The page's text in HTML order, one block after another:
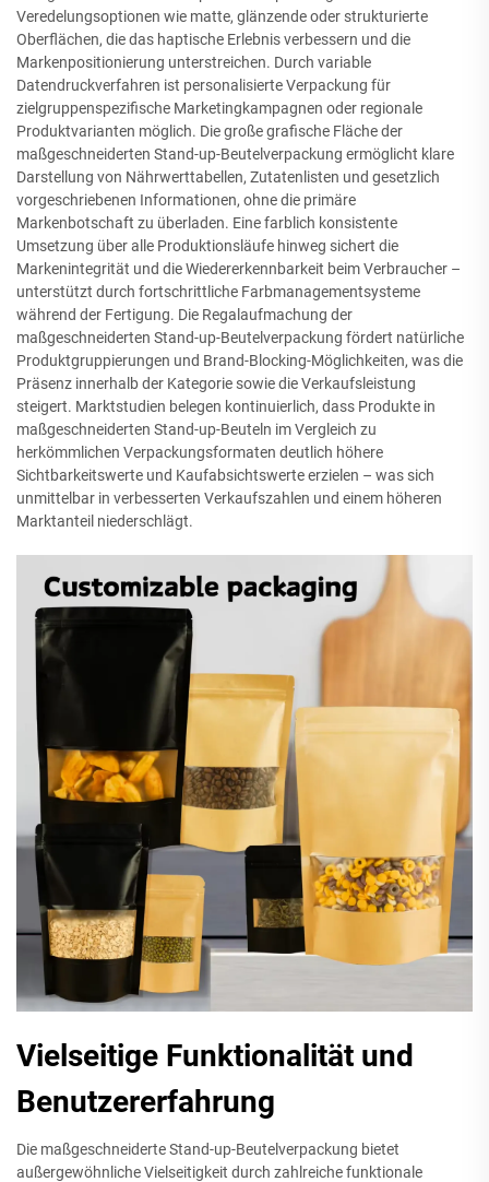
Veredelungsoptionen wie matte, glänzende oder strukturierte
Oberflächen, die das haptische Erlebnis verbessern und die
Markenpositionierung unterstreichen. Durch variable
Datendruckverfahren ist personalisierte Verpackung für
zielgruppenspezifische Marketingkampagnen oder regionale
Produktvarianten möglich. Die große grafische Fläche der
maßgeschneiderten Stand-up-Beutelverpackung ermöglicht klare
Darstellung von Nährwerttabellen, Zutatenlisten und gesetzlich
vorgeschriebenen Informationen, ohne die primäre
Markenbotschaft zu überladen. Eine farblich konsistente
Umsetzung über alle Produktionsläufe hinweg sichert die
Markenintegrität und die Wiedererkennbarkeit beim Verbraucher –
unterstützt durch fortschrittliche Farbmanagementsysteme
während der Fertigung. Die Regalaufmachung der
maßgeschneiderten Stand-up-Beutelverpackung fördert natürliche
Produktgruppierungen und Brand-Blocking-Möglichkeiten, was die
Präsenz innerhalb der Kategorie sowie die Verkaufsleistung
steigert. Marktstudien belegen kontinuierlich, dass Produkte in
maßgeschneiderten Stand-up-Beuteln im Vergleich zu
herkömmlichen Verpackungsformaten deutlich höhere
Sichtbarkeitswerte und Kaufabsichtswerte erzielen – was sich
unmittelbar in verbesserten Verkaufszahlen und einem höheren
Marktanteil niederschlägt.
Vielseitige Funktionalität und
Benutzererfahrung
Die maßgeschneiderte Stand-up-Beutelverpackung bietet
außergewöhnliche Vielseitigkeit durch zahlreiche funktionale